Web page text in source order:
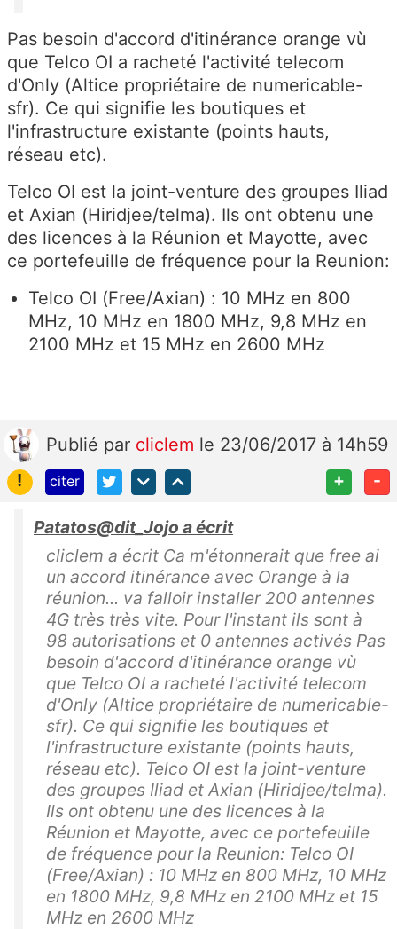
Pas besoin d'accord d'itinérance orange vù
que Telco OI a racheté l'activité telecom
d'Only (Altice propriétaire de numericable-
sfr). Ce qui signifie les boutiques et
l'infrastructure existante (points hauts,
réseau etc).
Telco OI est la joint-venture des groupes Iliad
et Axian (Hiridjee/telma). Ils ont obtenu une
des licences à la Réunion et Mayotte, avec
ce portefeuille de fréquence pour la Reunion:
Telco OI (Free/Axian) : 10 MHz en 800
MHz, 10 MHz en 1800 MHz, 9,8 MHz en
2100 MHz et 15 MHz en 2600 MHz
Publié par cliclem le 23/06/2017 à 14h59
!
citer + -
Patatos@dit_Jojo a écrit
cliclem a écrit Ca m'étonnerait que free ai
un accord itinérance avec Orange à la
réunion... va falloir installer 200 antennes
4G très très vite. Pour l'instant ils sont à
98 autorisations et 0 antennes activés Pas
besoin d'accord d'itinérance orange vù
que Telco OI a racheté l'activité telecom
d'Only (Altice propriétaire de numericable-
sfr). Ce qui signifie les boutiques et
l'infrastructure existante (points hauts,
réseau etc). Telco OI est la joint-venture
des groupes Iliad et Axian (Hiridjee/telma).
Ils ont obtenu une des licences à la
Réunion et Mayotte, avec ce portefeuille
de fréquence pour la Reunion: Telco OI
(Free/Axian) : 10 MHz en 800 MHz, 10 MHz
en 1800 MHz, 9,8 MHz en 2100 MHz et 15
MHz en 2600 MHz